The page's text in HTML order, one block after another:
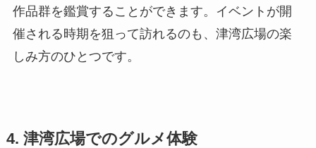
作品群を鑑賞することができます。イベントが開
催される時期を狙って訪れるのも、津湾広場の楽
しみ方のひとつです。
4. 津湾広場でのグルメ体験